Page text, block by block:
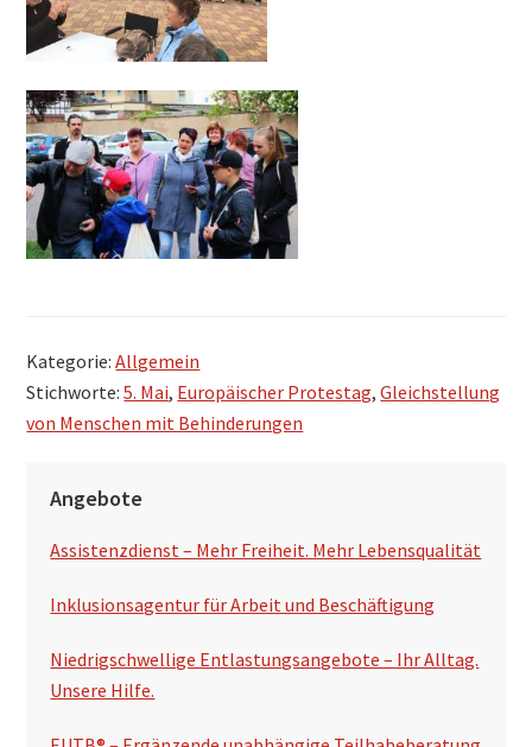
Kategorie:Allgemein
Stichworte:5. Mai, Europäischer Protestag,Gleichstellung
von Menschen mit Behinderungen
Angebote
Assistenzdienst – Mehr Freiheit. Mehr Lebensqualität
Inklusionsagentur für Arbeit und Beschäftigung
Niedrigschwellige Entlastungsangebote – Ihr Alltag.
Unsere Hilfe.